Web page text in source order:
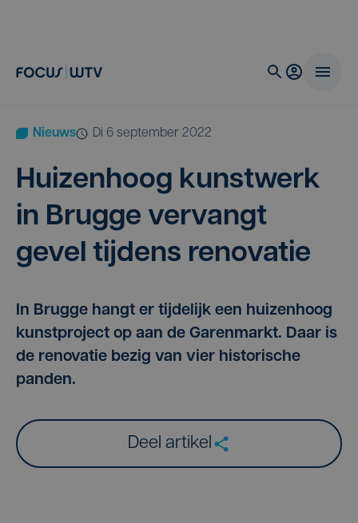
Nieuws di 6 september 2022
Hui­zen­hoog kunst­werk
in Brug­ge ver­vangt
gevel tij­dens renovatie
In Brugge hangt er tijdelijk een huizenhoog
kunstproject op aan de Garenmarkt. Daar is
de renovatie bezig van vier historische
panden.
Deel artikel